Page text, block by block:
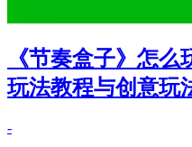
《节奏盒子》怎
玩法教程与创意玩
-